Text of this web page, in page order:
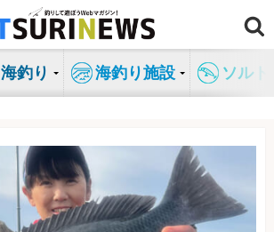
海釣り 海釣り施設 ソル